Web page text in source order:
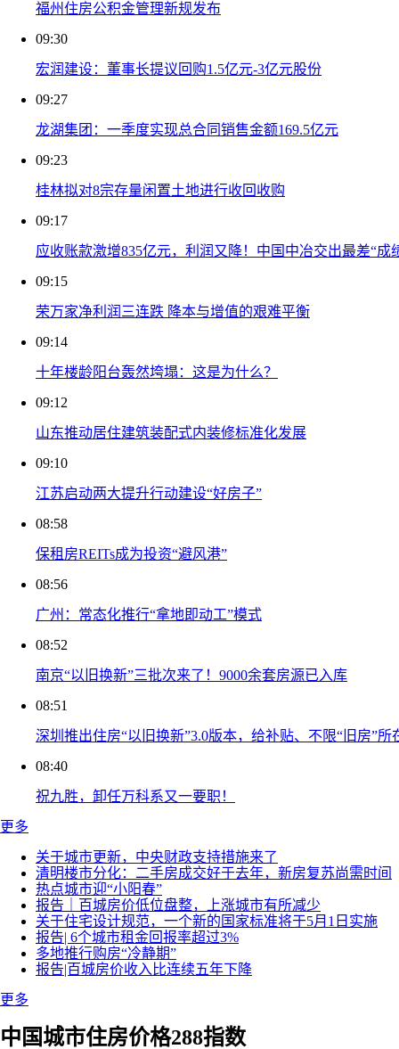
福州住房公积金管理新规发布
09:30
宏润建设：董事长提议回购1.5亿元-3亿元股份
09:27
龙湖集团：一季度实现总合同销售金额169.5亿元
09:23
桂林拟对8宗存量闲置土地进行收回收购
09:17
应收账款激增835亿元，利润又降！中国中冶交出最差“成
09:15
荣万家净利润三连跌 降本与增值的艰难平衡
09:14
十年楼龄阳台轰然垮塌：这是为什么？
09:12
山东推动居住建筑装配式内装修标准化发展
09:10
江苏启动两大提升行动建设“好房子”
08:58
保租房REITs成为投资“避风港”
08:56
广州：常态化推行“拿地即动工”模式
08:52
南京“以旧换新”三批次来了！9000余套房源已入库
08:51
深圳推出住房“以旧换新”3.0版本，给补贴、不限“旧房”所
08:40
祝九胜，卸任万科系又一要职！
更多
关于城市更新，中央财政支持措施来了
清明楼市分化：二手房成交好于去年，新房复苏尚需时间
热点城市迎“小阳春”
报告｜百城房价低位盘整，上涨城市有所减少
关于住宅设计规范，一个新的国家标准将于5月1日实施
报告| 6个城市租金回报率超过3%
多地推行购房“冷静期”
报告|百城房价收入比连续五年下降
更多
中国城市住房价格288指数